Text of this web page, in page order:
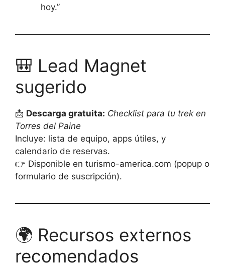
hoy.”
🎒 Lead Magnet
sugerido
📩 Descarga gratuita: Checklist para tu trek en
Torres del Paine
Incluye: lista de equipo, apps útiles, y
calendario de reservas.
👉 Disponible en turismo-america.com (popup o
formulario de suscripción).
🌍 Recursos externos
recomendados